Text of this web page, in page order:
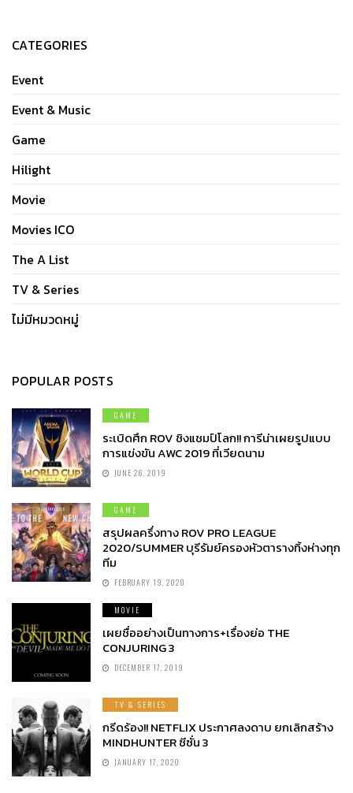
CATEGORIES
Event
Event & Music
Game
Hilight
Movie
Movies ICO
The A List
TV & Series
ไม่มีหมวดหมู่
POPULAR POSTS
GAME
ระเบิดศึก ROV ชิงแชมป์โลก!! การีน่าเผยรูปแบบ
การแข่งขัน AWC 2019 ที่เวียดนาม
JUNE 26, 2019
GAME
สรุปผลครึ่งทาง ROV PRO LEAGUE
2020/SUMMER บุรีรัมย์ครองหัวตารางทิ้งห่างทุก
ทีม
FEBRUARY 19, 2020
MOVIE
เผยชื่ออย่างเป็นทางการ+เรื่องย่อ THE
CONJURING 3
DECEMBER 17, 2019
TV & SERIES
กรีดร้อง!! NETFLIX ประกาศลงดาบ ยกเลิกสร้าง
MINDHUNTER ซีซั่น 3
JANUARY 17, 2020